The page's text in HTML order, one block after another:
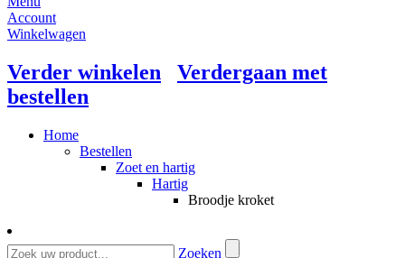
Account
Winkelwagen
Verder winkelen
Verdergaan met
bestellen
Home
Bestellen
Zoet en hartig
Hartig
Broodje kroket
Zoeken